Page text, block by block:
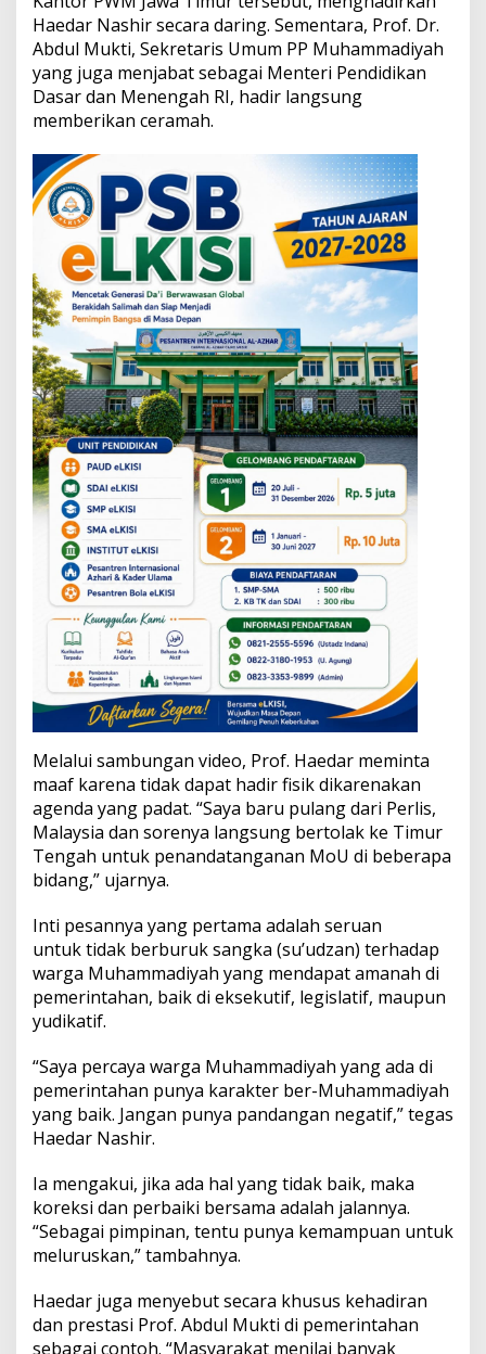
n
g
k
a
p
a
P
e
n
g
u
a
s
a
Haedar Nashir secara daring. Sementara, Prof. Dr.
Abdul Mukti, Sekretaris Umum PP Muhammadiyah
yang juga menjabat sebagai Menteri Pendidikan
Dasar dan Menengah RI, hadir langsung
memberikan ceramah.
Melalui sambungan video, Prof. Haedar meminta
maaf karena tidak dapat hadir fisik dikarenakan
agenda yang padat. “Saya baru pulang dari Perlis,
Malaysia dan sorenya langsung bertolak ke Timur
Tengah untuk penandatanganan MoU di beberapa
bidang,” ujarnya.
Inti pesannya yang pertama adalah seruan
untuk tidak berburuk sangka (su’udzan) terhadap
warga Muhammadiyah yang mendapat amanah di
pemerintahan, baik di eksekutif, legislatif, maupun
yudikatif.
“Saya percaya warga Muhammadiyah yang ada di
pemerintahan punya karakter ber-Muhammadiyah
yang baik. Jangan punya pandangan negatif,” tegas
Haedar Nashir.
Ia mengakui, jika ada hal yang tidak baik, maka
koreksi dan perbaiki bersama adalah jalannya.
“Sebagai pimpinan, tentu punya kemampuan untuk
meluruskan,” tambahnya.
Haedar juga menyebut secara khusus kehadiran
dan prestasi Prof. Abdul Mukti di pemerintahan
sebagai contoh. “Masyarakat menilai banyak